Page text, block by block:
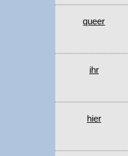
queer
ihr
hier